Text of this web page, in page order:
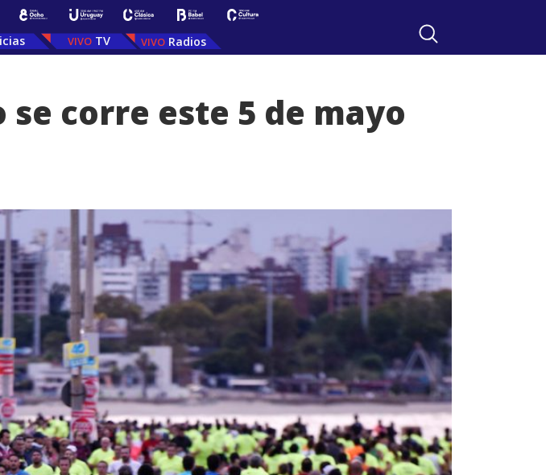
TV Radios
corre este 5 de mayo